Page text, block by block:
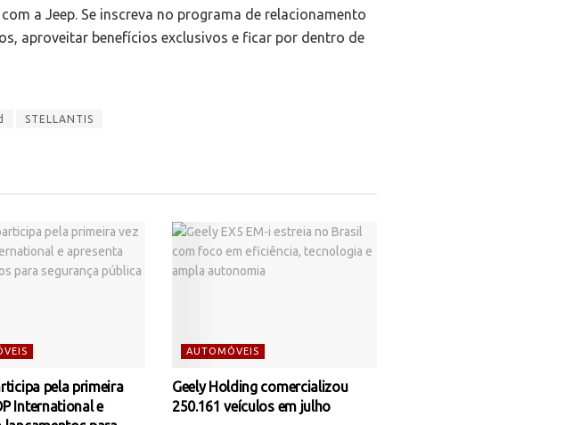
a Jeep. Se inscreva no programa de relacionamento
aproveitar benefícios exclusivos e ficar por dentro de
STELLANTIS
pela primeira
International e
AUTOMÓVEIS
Geely Holding comercializou
250.161 veículos em julho